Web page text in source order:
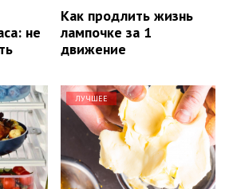
не
Как продлить жизнь
лампочке за 1
движение
ЛУЧШЕЕ